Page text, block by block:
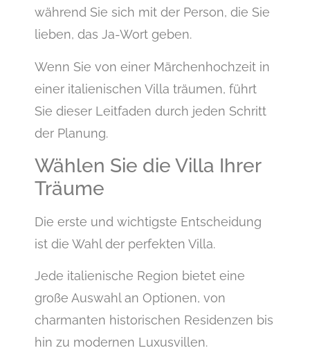
während Sie sich mit der Person, die Sie
lieben, das Ja-Wort geben.
Wenn Sie von einer Märchenhochzeit in
einer italienischen Villa träumen, führt
Sie dieser Leitfaden durch jeden Schritt
der Planung.
Wählen Sie die Villa Ihrer
Träume
Die erste und wichtigste Entscheidung
ist die Wahl der perfekten Villa.
Jede italienische Region bietet eine
große Auswahl an Optionen, von
charmanten historischen Residenzen bis
hin zu modernen Luxusvillen.